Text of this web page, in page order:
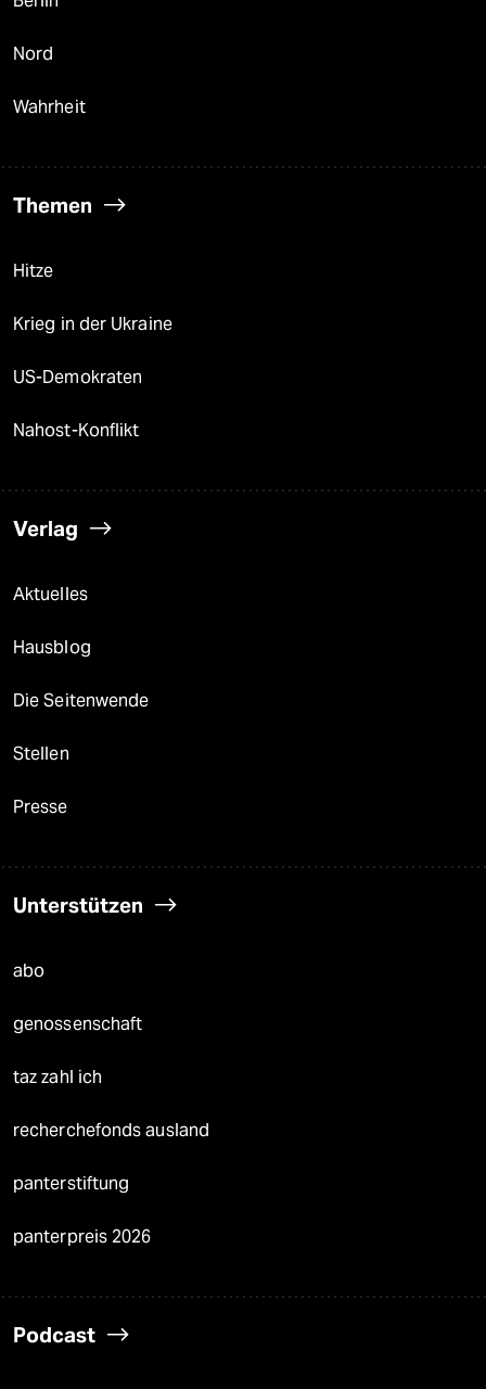
Nord
Wahrheit
Themen
Hitze
Krieg in der Ukraine
US-Demokraten
Nahost-Konflikt
Verlag
Aktuelles
Hausblog
Die Seitenwende
Stellen
Presse
Unterstützen
abo
genossenschaft
taz zahl ich
recherchefonds ausland
panterstiftung
panterpreis 2026
Podcast